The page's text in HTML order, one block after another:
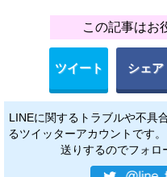
この記事はお
ツイート シェア
LINEに関するトラブルや不具
るツイッターアカウントです
送りするのでフォロ